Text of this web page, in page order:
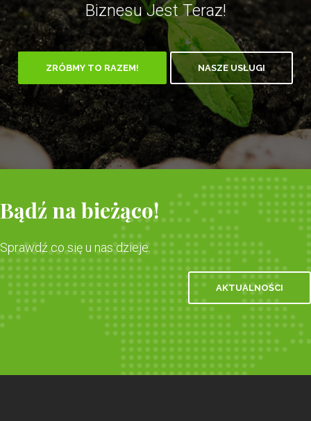
Biznesu Jest Teraz!
ZRÓBMY TO RAZEM! NASZE USŁUGI
Bądź na bieżąco!
Sprawdź co się u nas dzieje.
AKTUALNOŚCI